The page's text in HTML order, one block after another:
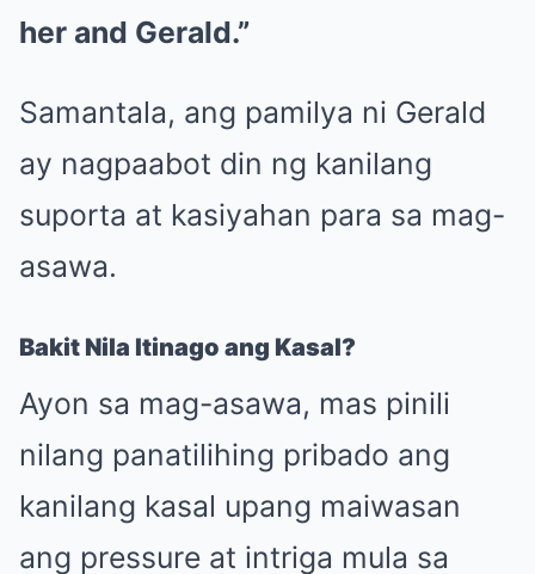
her and Gerald.”
Samantala, ang pamilya ni Gerald
ay nagpaabot din ng kanilang
suporta at kasiyahan para sa mag-
asawa.
Bakit Nila Itinago ang Kasal?
Ayon sa mag-asawa, mas pinili
nilang panatilihing pribado ang
kanilang kasal upang maiwasan
ang pressure at intriga mula sa